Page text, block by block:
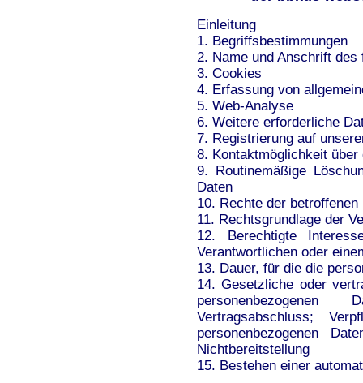
Einleitung
1. Begriffsbestimmungen
2. Name und Anschrift des
3. Cookies
4. Erfassung von
5. Web-Analyse
6. Weitere erforderliche
7. Registrierung auf
8. Kontaktmöglichkeit
9. Routinemäßige
Daten
10. Rechte der betroffenen
11. Rechtsgrundlage der
12. Berechtigte
Verantwortlichen oder
13. Dauer, für die die
14. Gesetzliche oder
Vertragsabschluss;
personenbezogenen
Nichtbereitstellung
15. Bestehen einer